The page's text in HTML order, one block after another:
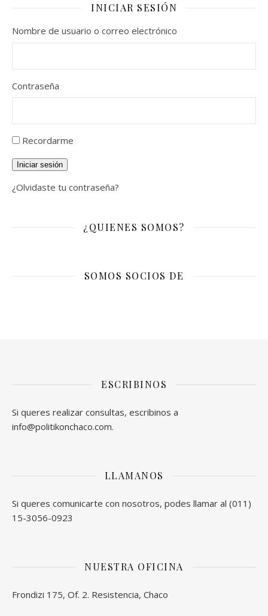
INICIAR SESIÓN
Nombre de usuario o correo electrónico
Contraseña
Recordarme
Iniciar sesión
¿Olvidaste tu contraseña?
¿QUIENES SOMOS?
SOMOS SOCIOS DE
ESCRIBINOS
Si queres realizar consultas, escribinos a
info@politikonchaco.com.
LLAMANOS
Si queres comunicarte con nosotros, podes llamar al (011)
15-3056-0923
NUESTRA OFICINA
Frondizi 175, Of. 2. Resistencia, Chaco